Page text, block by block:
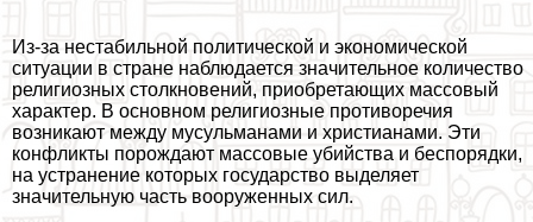
Из-за нестабильной политической и экономической
ситуации в стране наблюдается значительное количество
религиозных столкновений, приобретающих массовый
хаpaктер. В основном религиозные противоречия
возникают между мусульманами и христианами. Эти
конфликты порождают массовые убийства и беспорядки,
на устранение которых государство выделяет
значительную часть вооруженных сил.